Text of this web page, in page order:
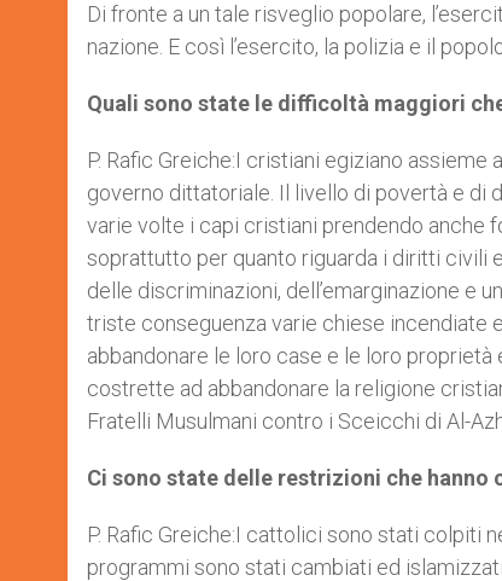
Di fronte a un tale risveglio popolare,
nazione. E così l’esercito, la polizia e il
Quali sono state le difficoltà maggiori
P. Rafic Greiche:I cristiani egiziano
governo dittatoriale. Il livello di povertà e di
varie volte i capi cristiani prendendo anche
soprattutto per quanto riguarda i diritti civili
delle discriminazioni, dell’emarginazione e
triste conseguenza varie chiese incendiate
abbandonare le loro case e le loro
costrette ad abbandonare la religione
Fratelli Musulmani contro i Sceicchi di Al-
Ci sono state delle restrizioni che
P. Rafic Greiche:I cattolici sono stati colpiti
programmi sono stati cambiati ed